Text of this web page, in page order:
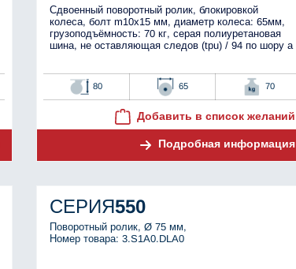
Сдвоенный поворотный ролик, блокировкой
колеса, болт m10x15 мм, диаметр колеса: 65мм,
грузоподъёмность: 70 кг, серая полиуретановая
шина, не оставляющая следов (tpu) / 94 по шору а
80 65 70
Добавить в список желаний
Подробная информация
СЕРИЯ550
Поворотный ролик, Ø 75 мм,
Номер товара: 3.S1A0.DLA0